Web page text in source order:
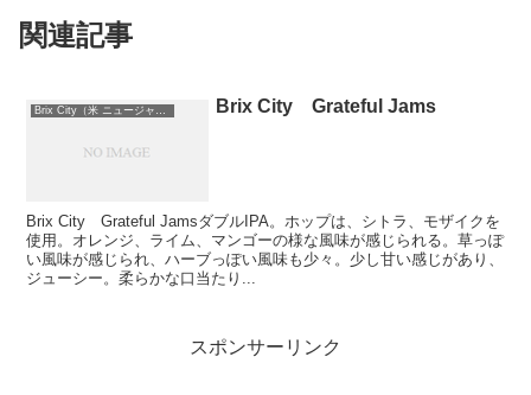
関連記事
Brix City Grateful Jams
Brix City Grateful JamsダブルIPA。ホップは、シトラ、モザイクを
使用。オレンジ、ライム、マンゴーの様な風味が感じられる。草っぽ
い風味が感じられ、ハーブっぽい風味も少々。少し甘い感じがあり、
ジューシー。柔らかな口当たり...
スポンサーリンク